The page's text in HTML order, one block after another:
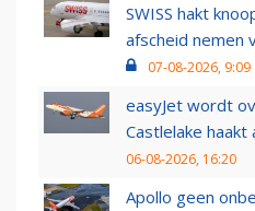
SWISS hakt
afscheid nemen
07-08-2026, 9:09
easyJet wordt
Castlelake haakt
06-08-2026, 16:20
Apollo geen